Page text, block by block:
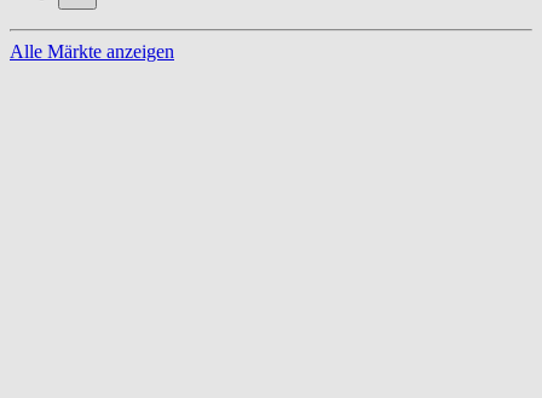
Alle Märkte anzeigen